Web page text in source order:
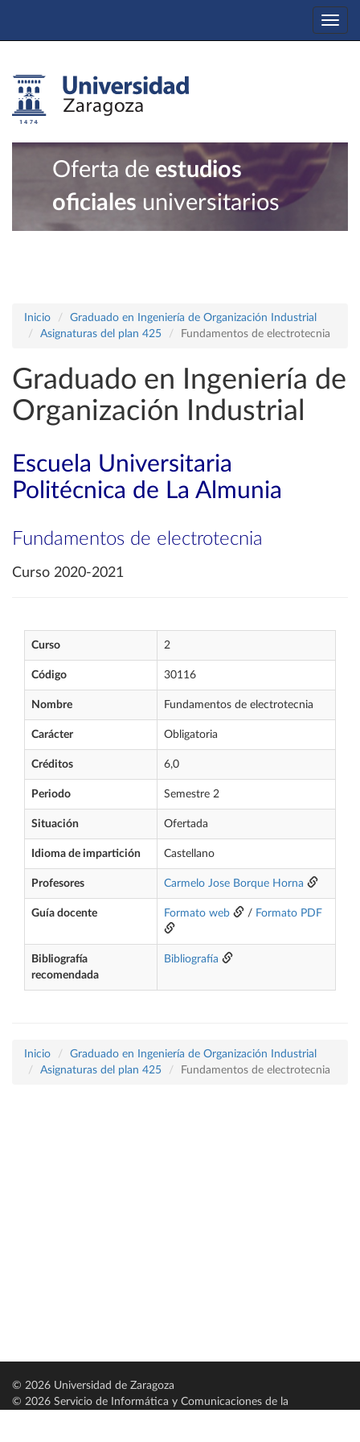
Oferta de estudios
oficiales universitarios
Inicio
Graduado en Ingeniería de Organización Industrial
Asignaturas del plan 425
Fundamentos de electrotecnia
Graduado en Ingeniería de
Organización Industrial
Escuela Universitaria
Politécnica de La Almunia
Fundamentos de electrotecnia
Curso 2020-2021
Curso 2
Código 30116
Nombre Fundamentos de electrotecnia
Carácter Obligatoria
Créditos 6,0
Periodo Semestre 2
Situación Ofertada
Idioma de impartición Castellano
Profesores Carmelo Jose Borque Horna
Guía docente Formato web / Formato PDF
Bibliografía
recomendada
Bibliografía
Inicio
Graduado en Ingeniería de Organización Industrial
Asignaturas del plan 425
Fundamentos de electrotecnia
© 2026 Universidad de Zaragoza
© 2026 Servicio de Informática y Comunicaciones de la